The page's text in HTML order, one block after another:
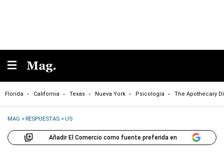
Florida California Texas Nueva York Psicología The Apothecary
MAG >RESPUESTAS >US
Añadir El Comercio como fuente preferida en